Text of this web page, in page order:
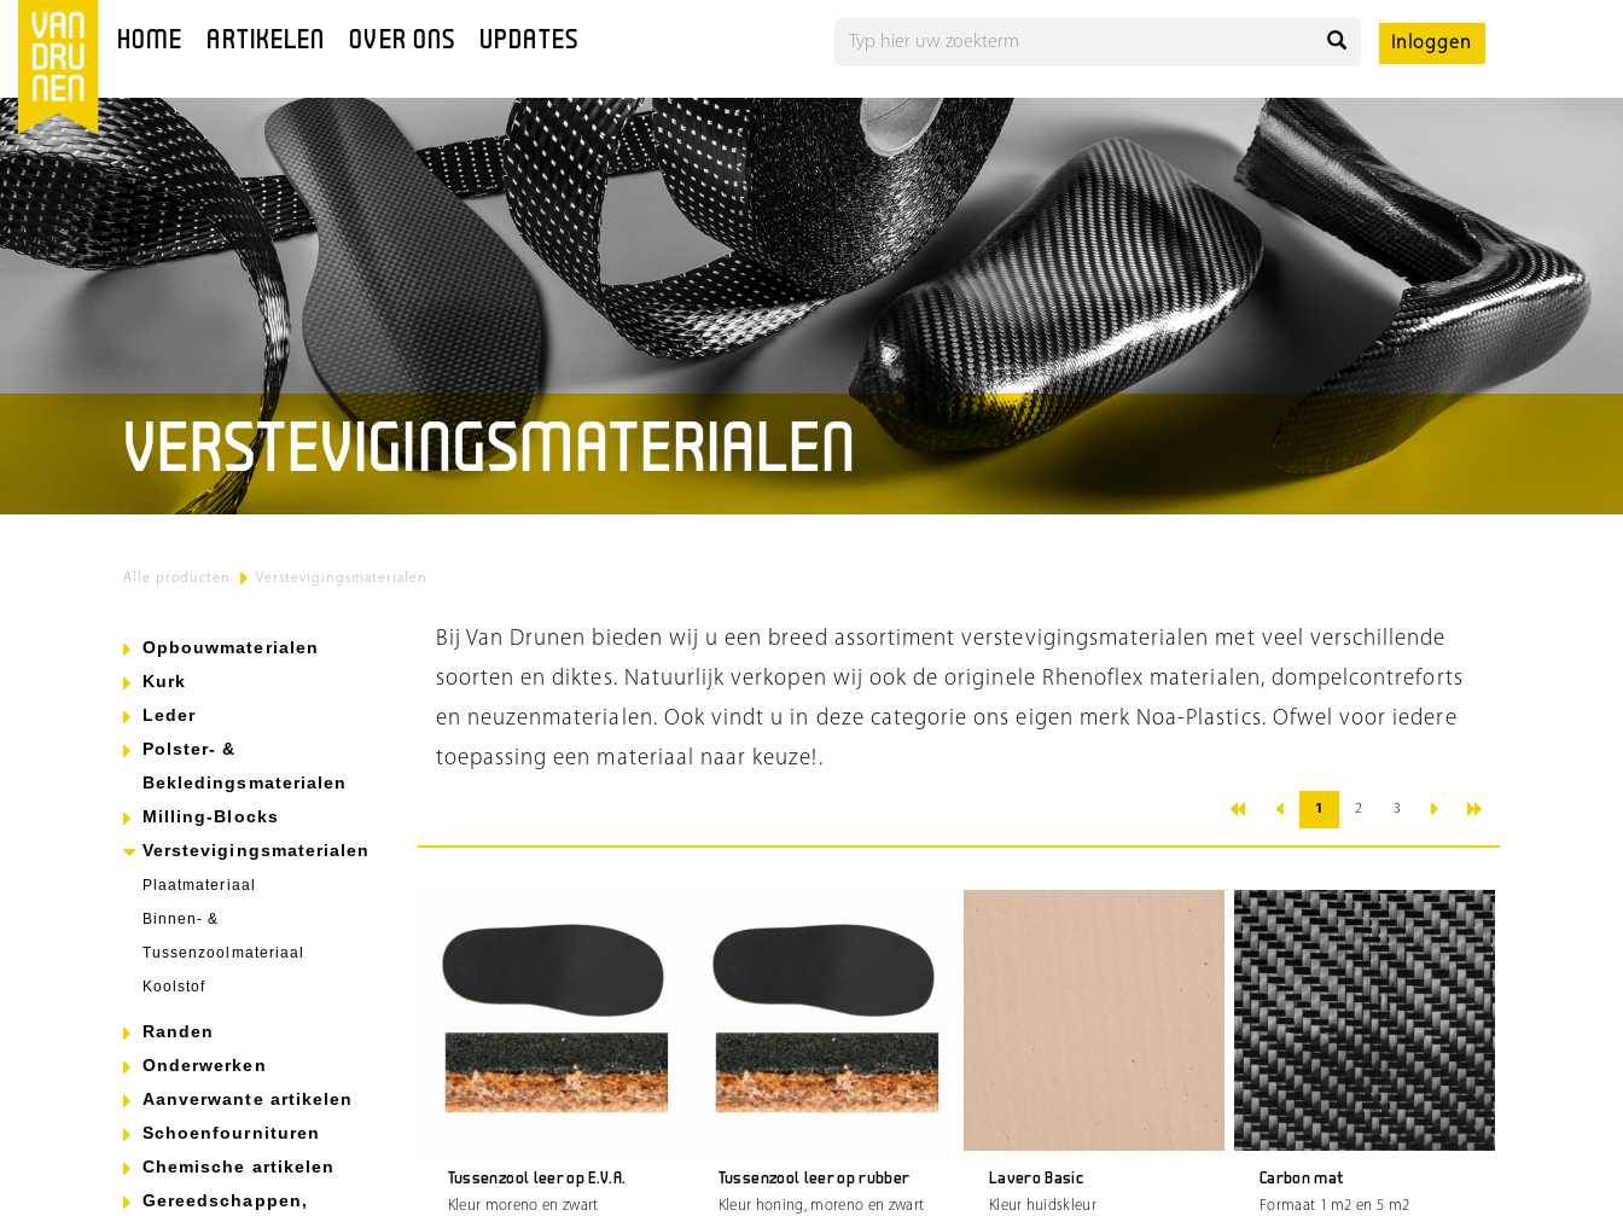
HOME ARTIKELEN OVER ONS UPDATES Inloggen
VERSTEVIGINGSMATERIALEN
Alle producten > Verstevigingsmaterialen
Opbouwmaterialen
Kurk
Leder
Polster- &
Bekledingsmaterialen
Milling-Blocks
Verstevigingsmaterialen
Plaatmateriaal
Binnen- &
Tussenzoolmateriaal
Koolstof
Randen
Onderwerken
Aanverwante artikelen
Schoenfournituren
Chemische artikelen
Gereedschappen,
Bij Van Drunen bieden wij u een breed assortiment verstevigingsmaterialen met veel verschillende
soorten en diktes. Natuurlijk verkopen wij ook de originele Rhenoflex materialen, dompelcontreforts
en neuzenmaterialen. Ook vindt u in deze categorie ons eigen merk Noa-Plastics. Ofwel voor iedere
toepassing een materiaal naar keuze!.
« ‹ 1 2 3 › »
Tussenzool leer op E.V.A.
Kleur moreno en zwart
Tussenzool leer op rubber
Kleur honing, moreno en zwart
Lavero Basic
Kleur huidskleur
Carbon mat
Formaat 1 m2 en 5 m2